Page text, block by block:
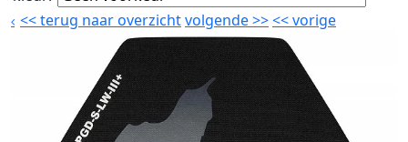
<<terug naar overzichtvolgende>><<vorige